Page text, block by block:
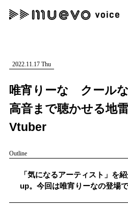
記事を検索する
#男性シンガー #HR/HM #女性
"読者の声を形にする”音楽
記事一覧
プレスリリース一覧
2022.11.17 Thu
唯宵りーな クール
高音まで聴かせる地
Vtuber
Outline
「気になるアーティスト」を
up。今回は唯宵りーなの登場で